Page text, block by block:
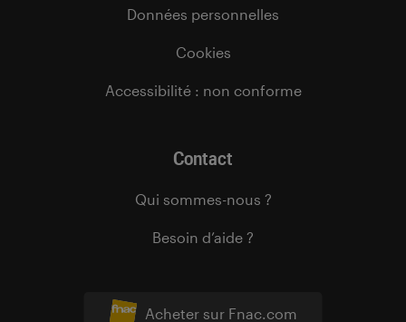
Acheter sur Fnac.com
Données personnelles
Cookies
Accessibilité : non conforme
Contact
Qui sommes-nous ?
Besoin d’aide ?